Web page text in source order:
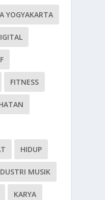
YOGYAKARTA
FITNESS
HIDUP
MUSIK
KARYA